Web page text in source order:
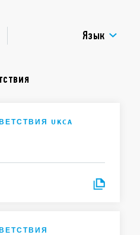
Язык
UKCA